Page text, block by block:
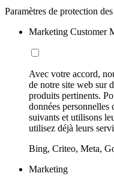
Paramètres de protection
Marketing Customer
Avec votre accord,
de notre site web sur
produits pertinents.
données personnelles
suivants et utilisons
utilisez déjà leurs
Bing, Criteo, Meta,
Marketing